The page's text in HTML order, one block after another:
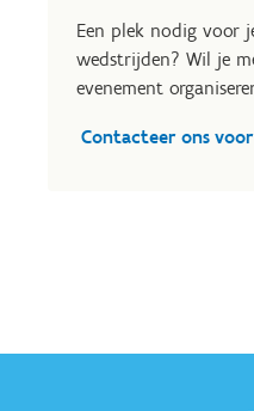
Een plek nodig voor
wedstrijden? Wil je
evenement
Contacteer ons